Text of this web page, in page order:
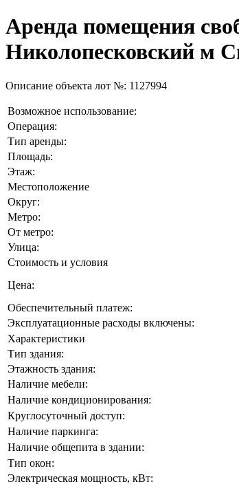
Аренда помещения
Николопесковский м
Описание объекта лот №: 1127994
Возможное использование:
Операция:
Тип аренды:
Площадь:
Этаж:
Местоположение
Округ:
Метро:
От метро:
Улица:
Стоимость и условия
Цена:
Обеспечительный платеж:
Эксплуатационные расходы включены:
Характеристики
Тип здания:
Этажность здания:
Наличие мебели:
Наличие кондиционирования:
Круглосуточный доступ:
Наличие паркинга:
Наличие общепита в здании:
Тип окон:
Электрическая мощность, кВт: